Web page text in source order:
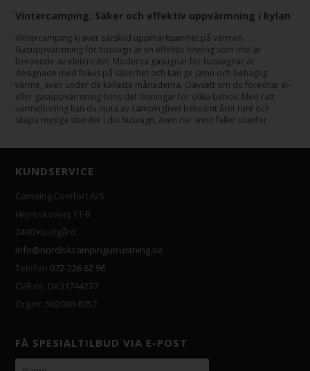
Vintercamping: Säker och effektiv uppvärmning i kylan
Vintercamping kräver särskild uppmärksamhet på värmen.
Gasuppvärmning för husvagn är en effektiv lösning som inte är
beroende av elektricitet. Moderna gasugnar för husvagnar är
designade med fokus på säkerhet och kan ge jämn och behaglig
värme, även under de kallaste månaderna. Oavsett om du föredrar el-
eller gasuppvärmning finns det lösningar för olika behov. Med rätt
värmelösning kan du njuta av campinglivet bekvämt året runt och
skapa mysiga stunder i din husvagn, även när snön faller utanför.
KUNDSERVICE
Camping Comfort A/S
Hejreskovvej 11-B
3490 Kvistgård
info@nordiskcampingutrustning.se
Telefon 072-226 62 96
CVR-nr. DK31744237
Org.nr. 502080-8357
FÅ SPESIALTILBUD VIA E-POST